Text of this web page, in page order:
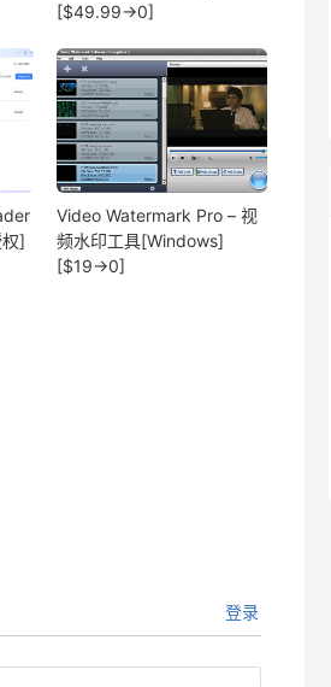
[$49.99→0]
]
Video Watermark Pro – 视
频水印工具[Windows]
[$19→0]
登录